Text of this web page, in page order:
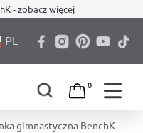
- zobacz więcej
PL
0
gimnastyczna BenchK